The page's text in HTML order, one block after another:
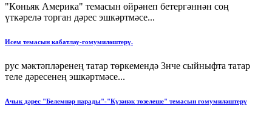
"Көньяк Америка" темасын өйрәнеп бетергәннән соң
үткәрелә торган дәрес эшкәртмәсе...
Исем темасын кабатлау-гомумиләштерү.
рус мәктәпләренең татар төркемендә 3нче сыйныфта татар
теле дәресенең эшкәртмәсе...
Ачык дәрес "Белемнәр парады"-"Күзәнәк төзелеше" темасын гомумиләштерү